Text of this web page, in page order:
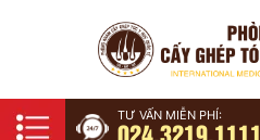
TƯ VẤN MIỄN PHÍ: